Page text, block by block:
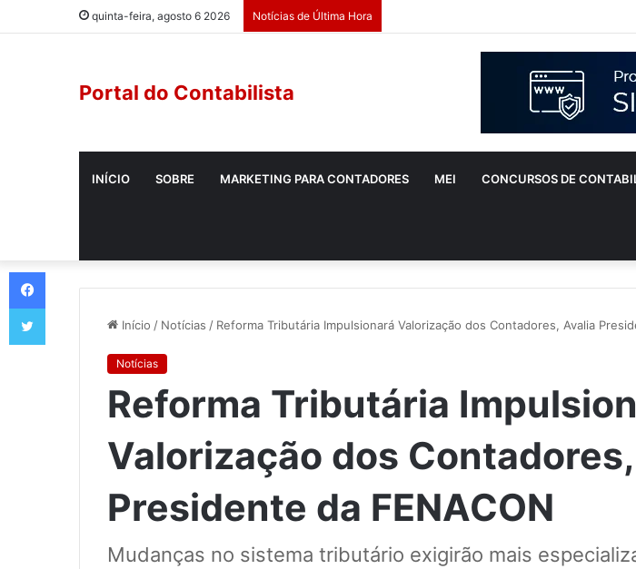
quinta-feira, agosto 6 2026 Notícias de Última Hora
Portal do Contabilista
INÍCIO SOBRE MARKETING PARA CONTADORES MEI CONCURSOS DE
Início / Notícias / Reforma Tributária Impulsionará Valorização dos Contadores, Avalia
Notícias
Reforma Tributária
Valorização dos
Presidente da FENACON
Mudanças no sistema tributário exigirão mais